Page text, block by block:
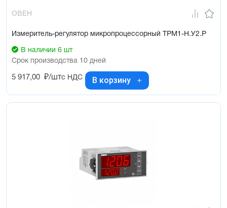
Сертификаты
Прибор отечественного производства. Внесен в госреестр
о типовом одобрении морского регистра судоходства (РМРС).
Подходит для проектов с импортозамещением
ОВЕН
Измеритель-регулятор микропроцессорный ТРМ1-Н.У2.Р
В наличии 6 шт
Срок производства 10 дней
5 917,00 ₽/штс НДС В корзину